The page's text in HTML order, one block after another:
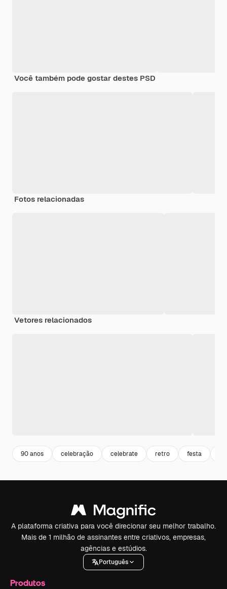
Você também pode gostar destes PSD
Fotos relacionadas
Vetores relacionados
90 anos celebração celebrate retro festa
A plataforma criativa para você direcionar seu melhor trabalho.
Mais de 1 milhão de assinantes entre criativos, empresas,
agências e estúdios.
Português
Produtos